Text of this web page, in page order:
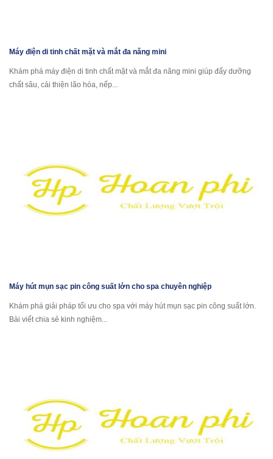
Máy điện di tinh chất mặt và mắt đa năng mini
Khám phá máy điện di tinh chất mặt và mắt đa năng mini giúp đẩy dưỡng
chất sâu, cải thiện lão hóa, nếp...
Máy hút mụn sạc pin công suất lớn cho spa chuyên nghiệp
Khám phá giải pháp tối ưu cho spa với máy hút mụn sạc pin công suất lớn.
Bài viết chia sẻ kinh nghiệm...